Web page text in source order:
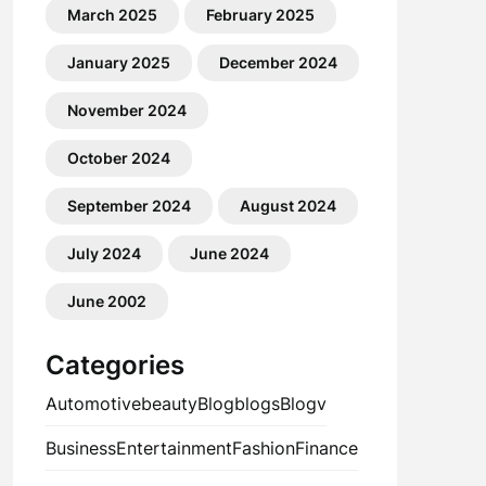
March 2025 February 2025
January 2025 December 2024
November 2024
October 2024
September 2024 August 2024
July 2024 June 2024
June 2002
Categories
AutomotivebeautyBlogblogsBlogv
BusinessEntertainmentFashionFinance